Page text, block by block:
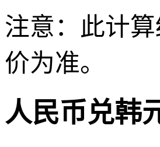
注意：此计
价为准。
人民币兑韩